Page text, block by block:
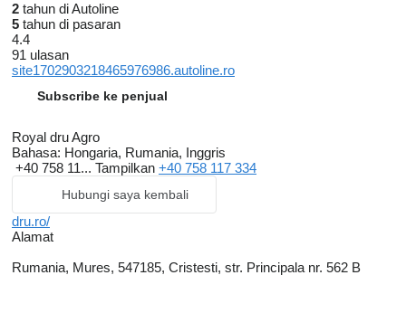
2 tahun di Autoline
5 tahun di pasaran
4.4
91 ulasan
site1702903218465976986.autoline.ro
Subscribe ke penjual
Royal dru Agro
Bahasa: Hongaria, Rumania, Inggris
+40 758 11... Tampilkan +40 758 117 334
Hubungi saya kembali
dru.ro/
Alamat
Rumania, Mures, 547185, Cristesti, str. Principala nr. 562 B